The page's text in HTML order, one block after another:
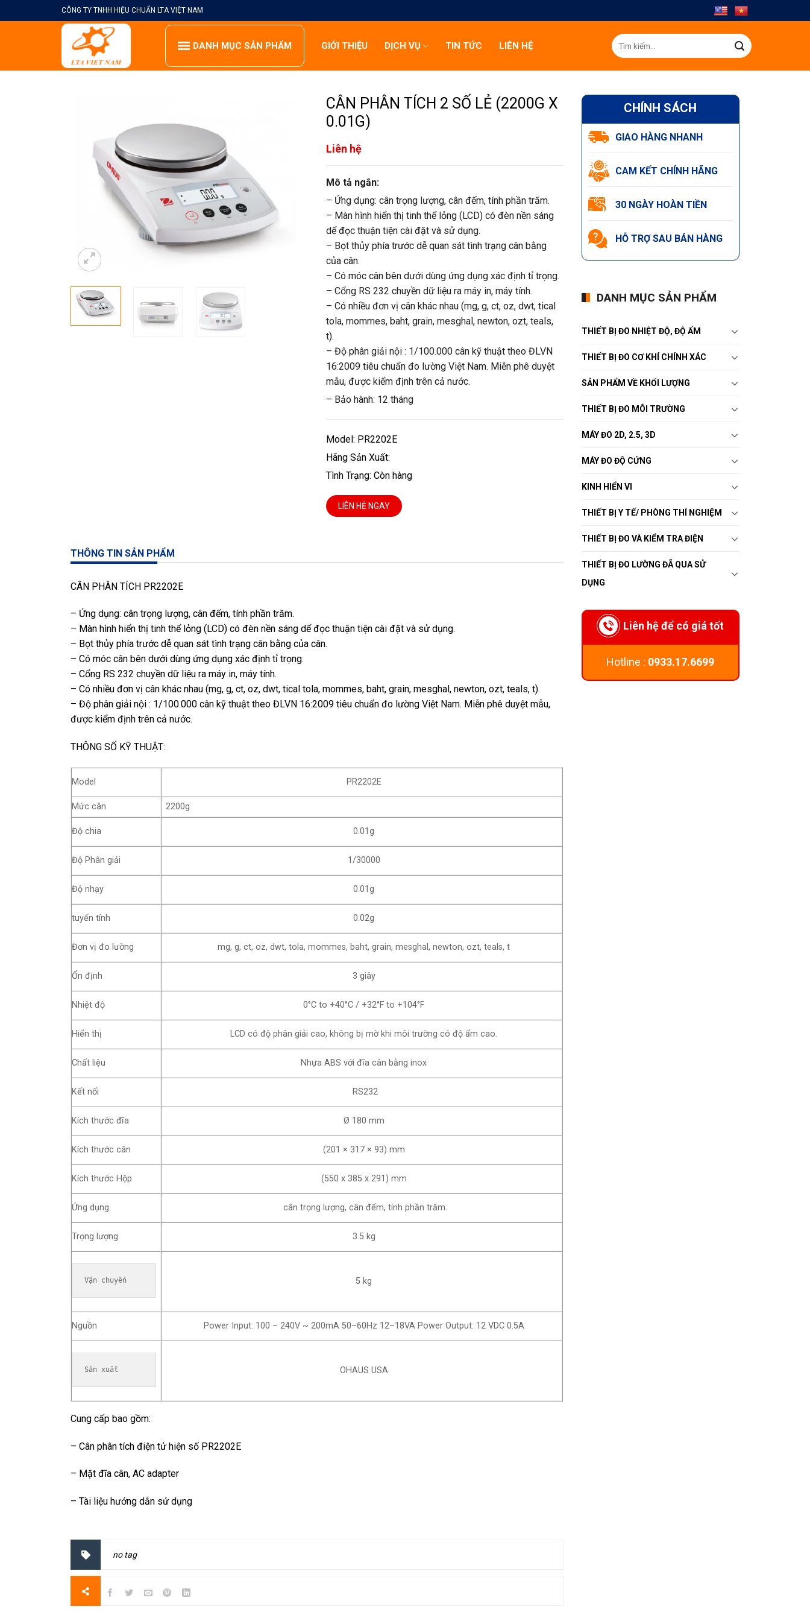
to
CÔNG TY TNHH HIỆU CHUẨN LTA VIỆT NAM
DANH MỤC SẢN PHẨM GIỚI THIỆU DỊCH VỤ TIN TỨC LIÊN HỆ
Tìm
kiếm:
CHÍNH SÁCH
GIAO HÀNG NHANH
CAM KẾT CHÍNH HÃNG
30 NGÀY HOÀN TIỀN
HỖ TRỢ SAU BÁN HÀNG
DANH MỤC SẢN PHẨM
THIẾT BỊ ĐO NHIỆT ĐỘ, ĐỘ ẨM
THIẾT BỊ ĐO CƠ KHÍ CHÍNH XÁC
SẢN PHẨM VỀ KHỐI LƯỢNG
THIẾT BỊ ĐO MÔI TRƯỜNG
MÁY ĐO 2D, 2.5, 3D
MÁY ĐO ĐỘ CỨNG
KINH HIỂN VI
THIẾT BỊ Y TẾ/ PHÒNG THÍ NGHIỆM
THIẾT BỊ ĐO VÀ KIỂM TRA ĐIỆN
THIẾT BỊ ĐO LƯỜNG ĐÃ QUA SỬ
DỤNG
Liên hệ để có giá tốt
Hotline : 0933.17.6699
CÂN PHÂN TÍCH 2 SỐ LẺ (2200G X
0.01G)
Liên hệ
Mô tả ngắn:
– Ứng dụng: cân trọng lượng, cân đếm, tính phần trăm.
– Màn hình hiển thị tinh thể lỏng (LCD) có đèn nền sáng
dể đọc thuận tiện cài đặt và sử dụng.
– Bọt thủy phía trước dễ quan sát tình trạng cân bằng
của cân.
– Có móc cân bên dưới dùng ứng dụng xác định tỉ trọng.
– Cổng RS 232 chuyền dữ liệu ra máy in, máy tính.
– Có nhiều đơn vị cân khác nhau (mg, g, ct, oz, dwt, tical
tola, mommes, baht, grain, mesghal, newton, ozt, teals,
t).
– Độ phân giải nội : 1/100.000 cân kỹ thuật theo ĐLVN
16:2009 tiêu chuẩn đo lường Việt Nam. Miễn phê duyệt
mẫu, được kiểm định trên cả nước.
– Bảo hành: 12 tháng
Model: PR2202E
Hãng Sản Xuất:
Tình Trạng: Còn hàng
LIÊN HỆ NGAY
THÔNG TIN SẢN PHẨM
CÂN PHÂN TÍCH PR2202E
– Ứng dụng: cân trọng lượng, cân đếm, tính phần trăm.
– Màn hình hiển thị tinh thể lỏng (LCD) có đèn nền sáng dể đọc thuận tiện cài đặt và sử dụng.
– Bọt thủy phía trước dễ quan sát tình trạng cân bằng của cân.
– Có móc cân bên dưới dùng ứng dụng xác định tỉ trọng.
– Cổng RS 232 chuyền dữ liệu ra máy in, máy tính.
– Có nhiều đơn vị cân khác nhau (mg, g, ct, oz, dwt, tical tola, mommes, baht, grain, mesghal, newton, ozt, teals, t).
– Độ phân giải nội : 1/100.000 cân kỹ thuật theo ĐLVN 16:2009 tiêu chuẩn đo lường Việt Nam. Miễn phê duyệt mẫu,
được kiểm định trên cả nước.
THÔNG SỐ KỸ THUẬT:
Model PR2202E
Mức cân 2200g
Độ chia 0.01g
Độ Phân giải 1/30000
Độ nhạy 0.01g
tuyến tính 0.02g
Đơn vị đo lường mg, g, ct, oz, dwt, tola, mommes, baht, grain, mesghal, newton, ozt, teals, t
Ổn định 3 giây
Nhiệt độ 0°C to +40°C / +32°F to +104°F
Hiển thị LCD có độ phân giải cao, không bị mờ khi môi trường có độ ẩm cao.
Chất liệu Nhựa ABS với đĩa cân bằng inox
Kết nối RS232
Kích thước đĩa Ø 180 mm
Kích thước cân (201 × 317 × 93) mm
Kích thước Hộp (550 x 385 x 291) mm
Ứng dụng cân trọng lượng, cân đếm, tính phần trăm.
Trọng lượng 3.5 kg
Vận chuyển 5 kg
Nguồn Power Input: 100 – 240V ~ 200mA 50–60Hz 12–18VA Power Output: 12 VDC 0.5A
Sản xuất OHAUS USA
Cung cấp bao gồm:
– Cân phân tích điện tử hiện số PR2202E
– Mặt đĩa cân, AC adapter
– Tài liệu hướng dẫn sử dụng
no tag